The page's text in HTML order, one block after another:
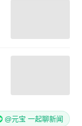
@元宝 一起聊新闻